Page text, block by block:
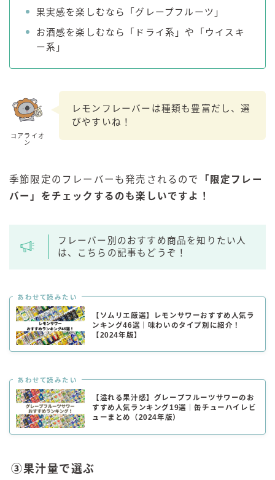
果実感を楽しむなら「グレープフルーツ」
お酒感を楽しむなら「ドライ系」や「ウイスキ
ー系」
コアライオ
ン
レモンフレーバーは種類も豊富だし、選
びやすいね！
季節限定のフレーバーも発売されるので
「限定フレー
バー」をチェックするのも楽しいですよ！
フレーバー別のおすすめ商品を知りたい人
は、こちらの記事もどうぞ！
あわせて読みたい
【ソムリエ厳選】レモンサワーおすすめ人気ラ
ンキング46選｜味わいのタイプ別に紹介！
【2024年版】
あわせて読みたい
【溢れる果汁感】グレープフルーツサワーのお
すすめ人気ランキング19選｜缶チューハイレビ
ューまとめ（2024年版）
③果汁量で選ぶ